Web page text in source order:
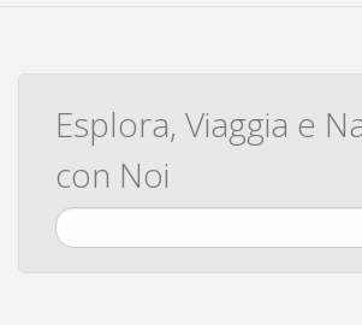
Esplora, Viaggia e
con Noi